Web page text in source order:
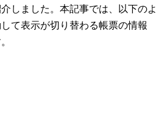
しました。本記事では、以下のよ
て表示が切り替わる帳票の情報